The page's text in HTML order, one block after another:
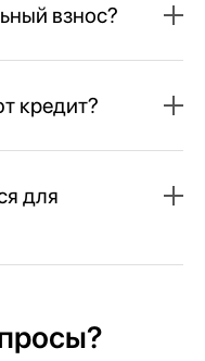
взнос?
кредит?
для